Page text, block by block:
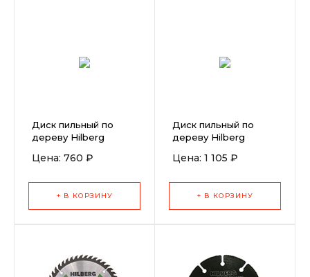
Диск пильный по
дереву Hilberg
Цена: 760 ₽
+ В КОРЗИНУ
Диск пильный по
дереву Hilberg
190x30/20x60T
Цена: 1 105 ₽
+ В КОРЗИНУ